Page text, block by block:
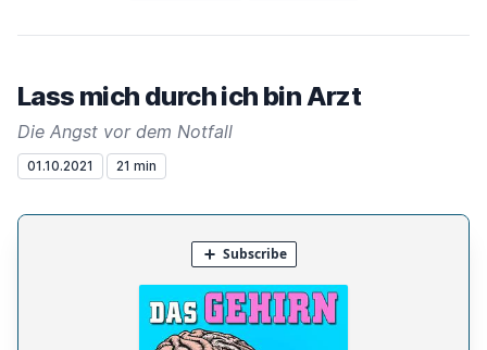
Lass mich durch ich bin Arzt
Die Angst vor dem Notfall
01.10.2021 21 min